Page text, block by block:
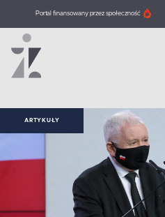
Portal finansowany przez społeczność
ARTYKUŁY